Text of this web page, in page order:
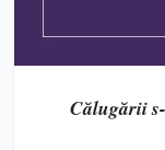
Călugării